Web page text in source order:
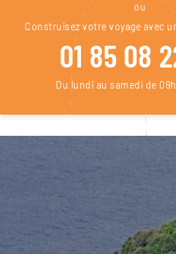
ou
Construisez votre voyage avec
01 85 08
Du lundi au samedi de